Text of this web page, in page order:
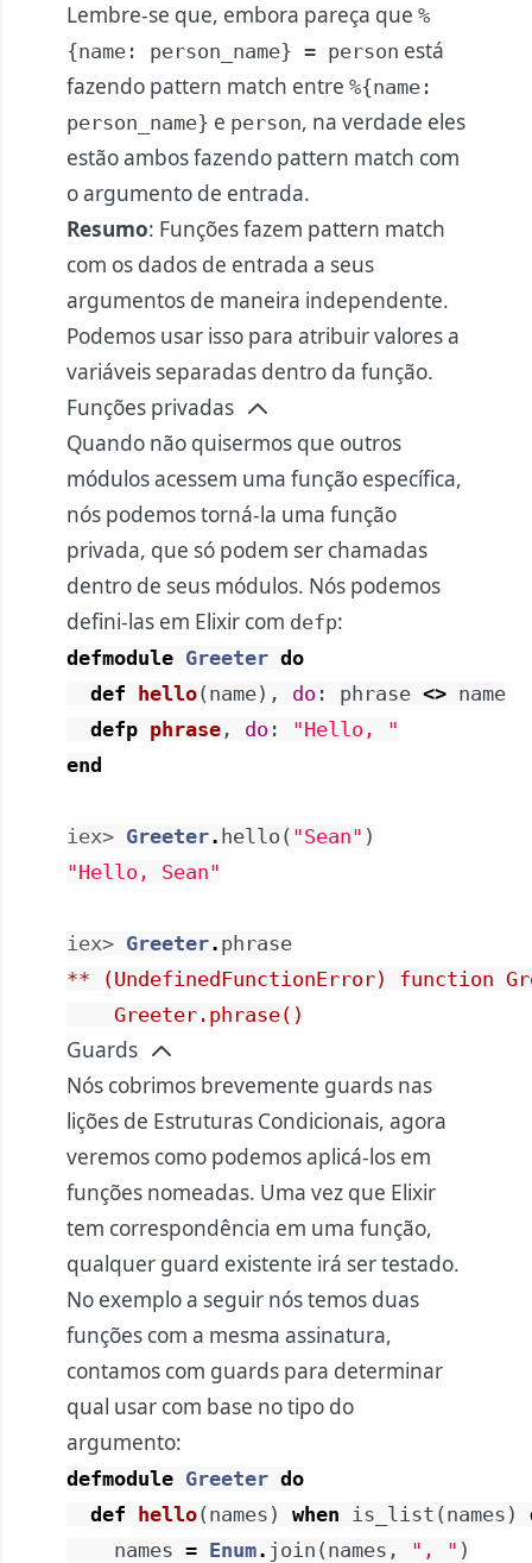
Lembre-se que, embora pareça que %
{name: person_name} = person está
fazendo pattern match entre %{name:
person_name} e person, na verdade eles
estão ambos fazendo pattern match com
o argumento de entrada.
Resumo: Funções fazem pattern match
com os dados de entrada a seus
argumentos de maneira independente.
Podemos usar isso para atribuir valores a
variáveis separadas dentro da função.
Funções privadas
Quando não quisermos que outros
módulos acessem uma função específica,
nós podemos torná-la uma função
privada, que só podem ser chamadas
dentro de seus módulos. Nós podemos
defini-las em Elixir com defp:
defmodule Greeter do
def
hello( name) , do : phrase <> name
defp phrase , do :
"Hello, "
end
iex> Greeter. hello ( "Sean" )
"Hello, Sean"
iex> Greeter. phrase
** (UndefinedFunctionError) function
    Greeter.phrase()
Guards
Nós cobrimos brevemente guards nas
lições de Estruturas Condicionais, agora
veremos como podemos aplicá-los em
funções nomeadas. Uma vez que Elixir
tem correspondência em uma função,
qualquer guard existente irá ser testado.
No exemplo a seguir nós temos duas
funções com a mesma assinatura,
contamos com guards para determinar
qual usar com base no tipo do
argumento:
defmodule Greeter do
def
hello( names ) when is_list ( names )
names = Enum. join ( names , ", " )